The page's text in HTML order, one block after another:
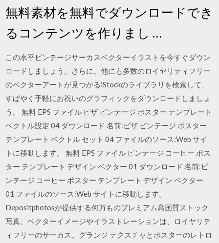
無料素材を無料でダウンロードでき
るコンテンツを作りまし …
この水平ビンテージサーカスベクターイラストを今すぐダウン
ロードしましょう。さらに、他にも多数のロイヤリティフリー
のベクターアートが見つかるiStockのライブラリを検索して、
すばやく手軽にお祝いのグラフィックをダウンロードしましょ
う。 無料 EPS ファイル ピザ ビンテージ ポスター テンプレート
ベクトル設定 04 ダウンロード 名前:ピザ ビンテージ ポスター
テンプレート ベクトル セット 04 ファイルのソース:Web サイ
トに移動します。 無料 EPS ファイル ビンテージ コーヒー ポス
ター テンプレート デザイン ベクター 01 ダウンロード 名前:ビ
ンテージ コーヒー ポスター テンプレート デザイン ベクター
01 ファイルのソース:Web サイトに移動します。
Depositphotosが提供する何万ものプレミアム高画質ストック
写真、ベクターイメージやイラストレーションは、ロイヤリテ
ィフリーのサーカス。グランジ テクスチャとポスターのレトロ